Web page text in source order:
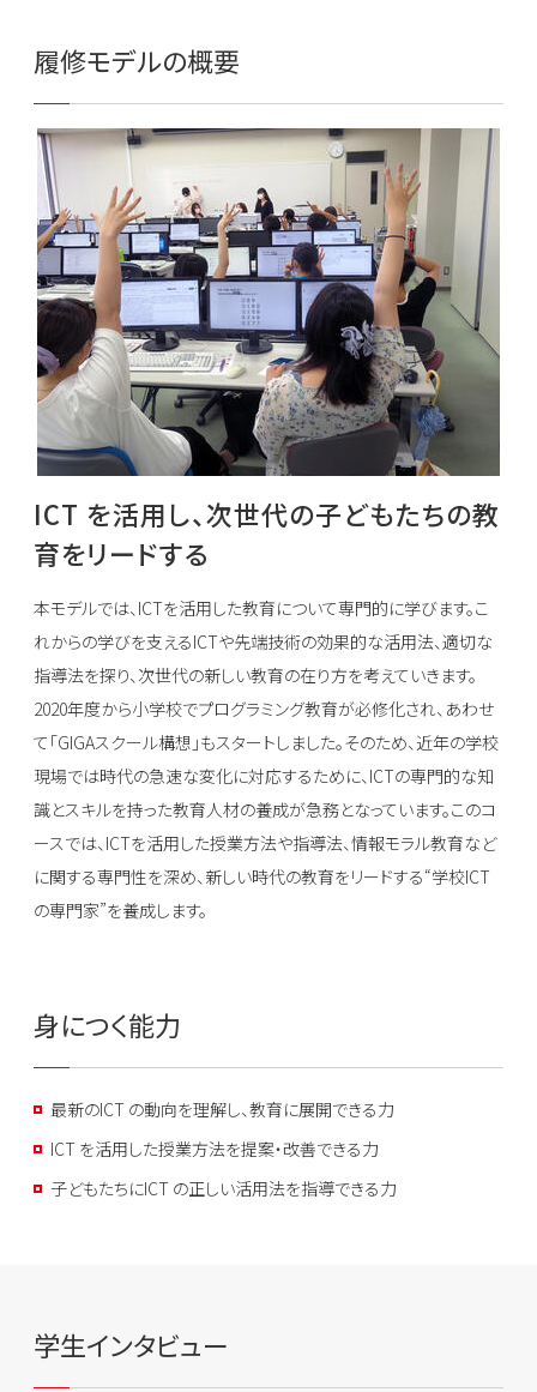
履修モデルの概要
ICT を活用し、次世代の子どもたちの教
育をリードする
本モデルでは、ICTを活用した教育について専門的に学びます。こ
れからの学びを支えるICTや先端技術の効果的な活用法、適切な
指導法を探り、次世代の新しい教育の在り方を考えていきます。
2020年度から小学校でプログラミング教育が必修化され、あわせ
て「GIGAスクール構想」もスタートしました。そのため、近年の学校
現場では時代の急速な変化に対応するために、ICTの専門的な知
識とスキルを持った教育人材の養成が急務となっています。このコ
ースでは、ICTを活用した授業方法や指導法、情報モラル教育など
に関する専門性を深め、新しい時代の教育をリードする“学校ICT
の専門家”を養成します。
身につく能力
最新のICT の動向を理解し、教育に展開できる力
ICT を活用した授業方法を提案・改善できる力
子どもたちにICT の正しい活用法を指導できる力
学生インタビュー